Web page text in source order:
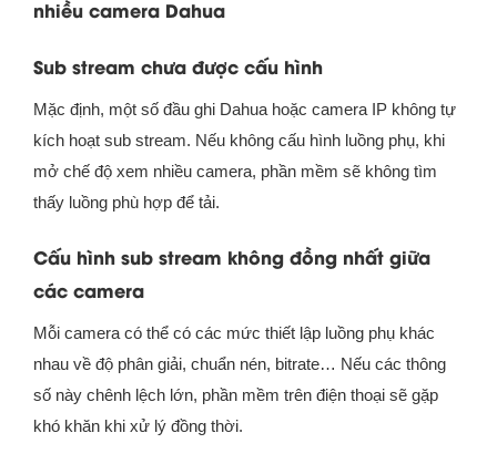
nhiều camera Dahua
Sub stream chưa được cấu hình
Mặc định, một số đầu ghi Dahua hoặc camera IP không tự
kích hoạt sub stream. Nếu không cấu hình luồng phụ, khi
mở chế độ xem nhiều camera, phần mềm sẽ không tìm
thấy luồng phù hợp để tải.
Cấu hình sub stream không đồng nhất giữa
các camera
Mỗi camera có thể có các mức thiết lập luồng phụ khác
nhau về độ phân giải, chuẩn nén, bitrate… Nếu các thông
số này chênh lệch lớn, phần mềm trên điện thoại sẽ gặp
khó khăn khi xử lý đồng thời.